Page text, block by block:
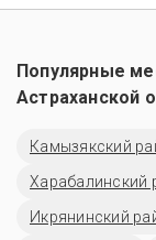
Популярные
Астраханской
Камызякский
Харабалинский
Икрянинский